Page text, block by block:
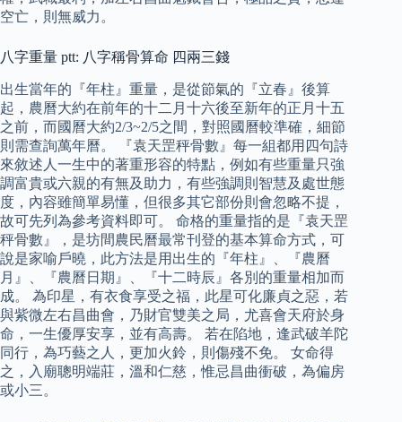
空亡，則無威力。
八字重量 ptt: 八字稱骨算命 四兩三錢
出生當年的『年柱』重量，是從節氣的『立春』後算
起，農曆大約在前年的十二月十六後至新年的正月十五
之前，而國曆大約2/3~2/5之間，對照國曆較準確，細節
則需查詢萬年曆。 『袁天罡秤骨數』每一組都用四句詩
來敘述人一生中的著重形容的特點，例如有些重量只強
調富貴或六親的有無及助力，有些強調則智慧及處世態
度，內容雖簡單易懂，但很多其它部份則會忽略不提，
故可先列為參考資料即可。 命格的重量指的是『袁天罡
秤骨數』，是坊間農民曆最常刊登的基本算命方式，可
說是家喻戶曉，此方法是用出生的『年柱』、『農曆
月』、『農曆日期』、『十二時辰』各別的重量相加而
成。 為印星，有衣食享受之福，此星可化廉貞之惡，若
與紫微左右昌曲會，乃財官雙美之局，尤喜會天府於身
命，一生優厚安享，並有高壽。 若在陷地，逢武破羊陀
同行，為巧藝之人，更加火鈴，則傷殘不免。 女命得
之，入廟聰明端莊，溫和仁慈，惟忌昌曲衝破，為偏房
或小三。